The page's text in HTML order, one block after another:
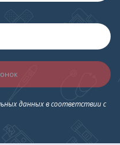
данных в соответствии с